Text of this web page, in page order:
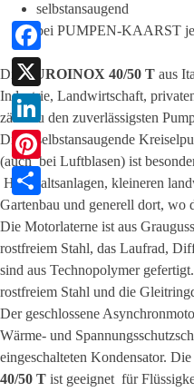
selbstansaugend
bei PUMPEN-KAARST
DieEUROINOX 40/50 T aus
Industrie, Landwirtschaft,
zählt zu den zuverlässigsten
Diese selbstansaugende
(auch bei Luftblasen) ist
Haushaltsanlagen, kleineren
Gartenbau und generell dort, wo
Die Motorlaterne ist aus
rostfreiem Stahl, das Laufrad,
sind aus Technopolymer
rostfreiem Stahl und die
Der geschlossene
Wärme- und
eingeschalteten Kondensator.
40/50 T ist geeignet für
Facebook
X
LinkedIn
Pinterest
Teilen